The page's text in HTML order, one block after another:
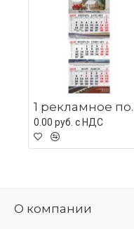
1
0.00 руб. c НДС
О компании